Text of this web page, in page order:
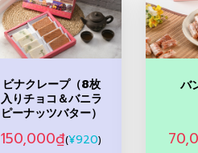
Add to
Wishlist
ビナクレープ（8枚
入りチョコ＆バニラ
ピーナッツバター）
150,000₫(¥920)
バ